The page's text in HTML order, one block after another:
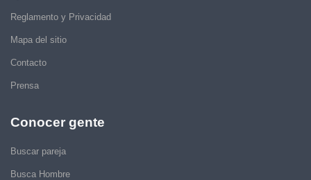
Reglamento y Privacidad
Mapa del sitio
Contacto
Prensa
Conocer gente
Buscar pareja
Busca Hombre